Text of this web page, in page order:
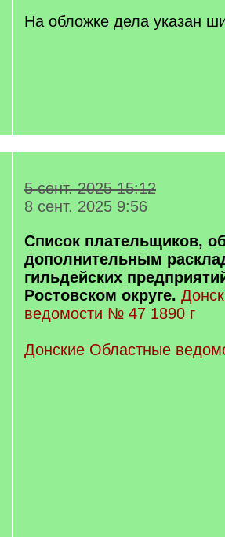
На обложке дела указан
5 сент. 2025 15:12
8 сент. 2025 9:56
Список плательщиков,
дополнительным
гильдейских
Ростовском округе.
ведомости № 47 1890 г
Донские Областные